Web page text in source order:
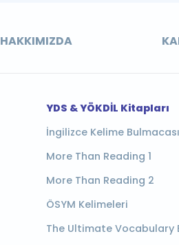
HAKKIMIZDA
YDS & YÖKDİL Kitapları
İngilizce Kelime Bulmacası
More Than Reading 1
More Than Reading 2
ÖSYM Kelimeleri
The Ultimate Vocabulary